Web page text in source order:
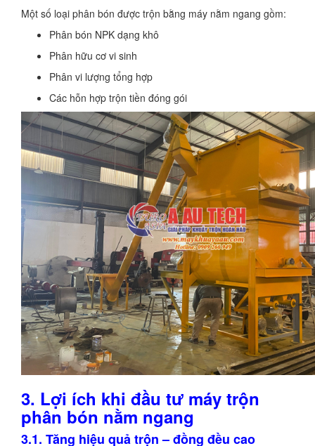
Một số loại phân bón được trộn bằng máy nằm ngang gồm:
Phân bón NPK dạng khô
Phân hữu cơ vi sinh
Phân vi lượng tổng hợp
Các hỗn hợp trộn tiền đóng gói
3. Lợi ích khi đầu tư máy trộn
phân bón nằm ngang
3.1. Tăng hiệu quả trộn – đồng đều cao